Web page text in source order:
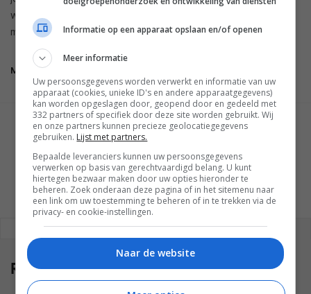
wereld plaatsen door middel van augmented reality en een
minigame spelen waarin je Mii-cadeau’s kunt verzamelen.
Miitomo
GESCHREVEN DOOR
WESLEY AKKERMAN
REAGEREN REACTIES (0)
Reacties(0)
Informatie op een apparaat opslaan en/of openen
Meer informatie
Uw persoonsgegevens worden verwerkt en informatie van uw
apparaat (cookies, unieke ID's en andere apparaatgegevens)
kan worden opgeslagen door, geopend door en gedeeld met
332 partners of specifiek door deze site worden gebruikt. Wij
en onze partners kunnen precieze geolocatiegegevens
gebruiken. Lijst met partners.
Bepaalde leveranciers kunnen uw persoonsgegevens
verwerken op basis van gerechtvaardigd belang. U kunt
hiertegen bezwaar maken door uw opties hieronder te
beheren. Zoek onderaan deze pagina of in het sitemenu naar
een link om uw toestemming te beheren of in te trekken via de
privacy- en cookie-instellingen.
Naar de website